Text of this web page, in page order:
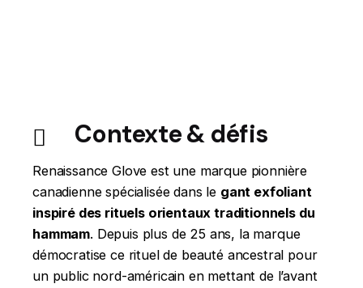
Contexte & défis
Renaissance Glove est une marque pionnière
canadienne spécialisée dans le gant exfoliant
inspiré des rituels orientaux traditionnels du
hammam. Depuis plus de 25 ans, la marque
démocratise ce rituel de beauté ancestral pour
un public nord-américain en mettant de l’avant